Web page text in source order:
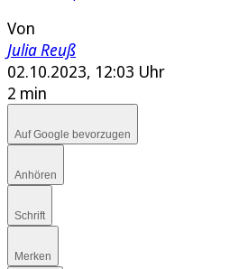
Von
Julia Reuß
02.10.2023, 12:03 Uhr
2 min
Auf Google bevorzugen
Anhören
Schrift
Merken